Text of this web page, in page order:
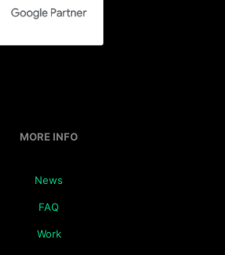
MORE INFO
News
FAQ
Work